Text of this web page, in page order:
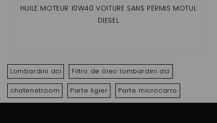
HUILE MOTEUR 10W40 VOITURE SANS PERMIS MOTUL
DIESEL
Lombardini dci Filtro de óleo lombardini dci
chatenetroom Parte ligier Parte microcarro